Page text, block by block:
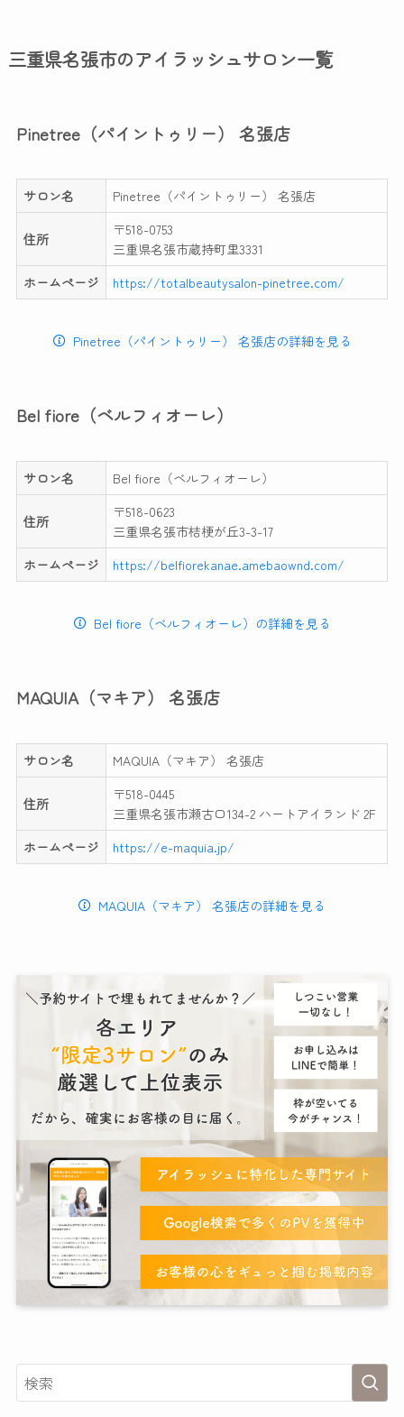
三重県名張市のアイラッシュサロン一覧
Pinetree（パイントゥリー） 名張店
サロン名 Pinetree（パイントゥリー） 名張店
住所
〒518-0753
三重県名張市蔵持町里3331
ホームページ
https://totalbeautysalon-pinetree.com/
Pinetree（パイントゥリー） 名張店の詳細を見る
Bel fiore（ベルフィオーレ）
サロン名 Bel fiore（ベルフィオーレ）
住所
〒518-0623
三重県名張市桔梗が丘3-3-17
ホームページ
https://belfiorekanae.amebaownd.com/
Bel fiore（ベルフィオーレ）の詳細を見る
MAQUIA（マキア） 名張店
サロン名 MAQUIA（マキア） 名張店
住所
〒518-0445
三重県名張市瀬古口134-2 ハートアイランド 2F
ホームページ
https://e-maquia.jp/
MAQUIA（マキア） 名張店の詳細を見る